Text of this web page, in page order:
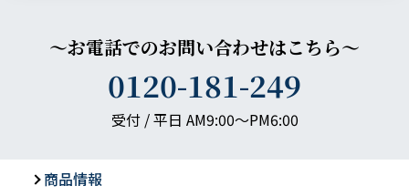
～お電話でのお問い合わせはこちら～
0120-181-249
受付 / 平日 AM9:00〜PM6:00
商品情報